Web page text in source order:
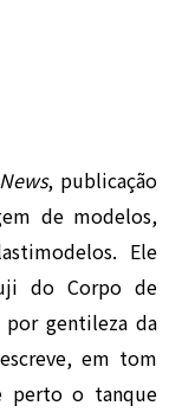
, publicação
de modelos,
Ele
do Corpo de
por gentileza da
em tom
perto o tanque